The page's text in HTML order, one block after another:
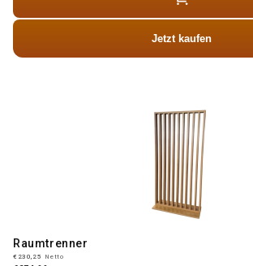
Jetzt kaufen
Raumtrenner
€230,25 Netto